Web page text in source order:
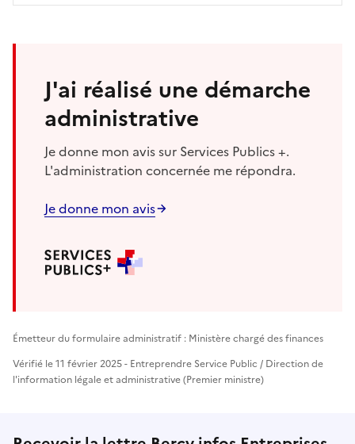
J'ai réalisé une démarche
administrative
Je donne mon avis sur Services Publics +.
L'administration concernée me répondra.
Je donne mon avis
Émetteur du formulaire administratif : Ministère chargé des finances
Vérifié le 11 février 2025 - Entreprendre Service Public / Direction de
l'information légale et administrative (Premier ministre)